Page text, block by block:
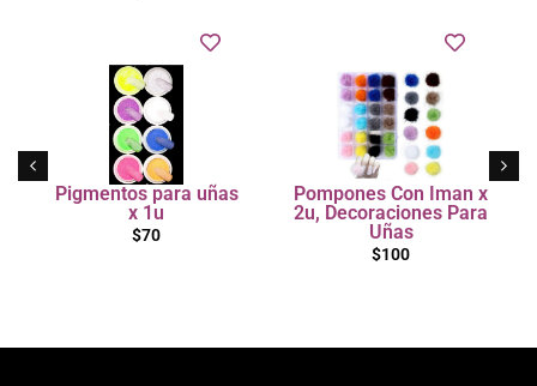
Pigmentos para uñas
x 1u
$70
Pompones Con Iman x
2u, Decoraciones Para
Uñas
$100